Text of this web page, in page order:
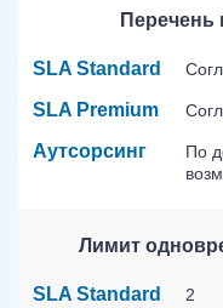
SLA Standard
SLA Premium
Аутсорсинг
По
Лимит
SLA Standard 2